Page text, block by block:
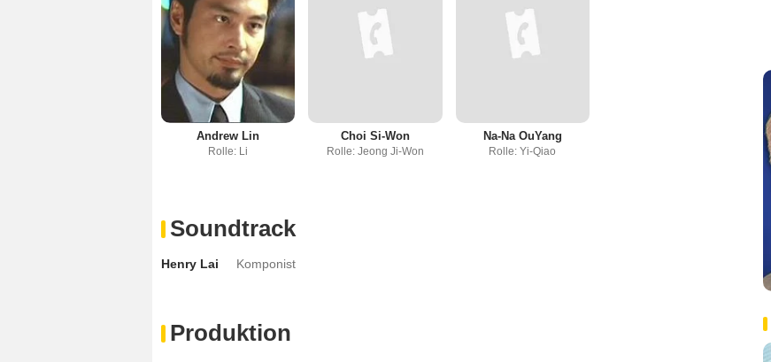
Andrew Lin
Rolle: Li
Choi Si-Won
Rolle: Jeong Ji-Won
Na-Na OuYang
Rolle: Yi-Qiao
Soundtrack
Henry Lai Komponist
Produktion